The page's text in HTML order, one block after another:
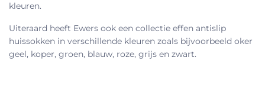
kleuren.
Uiteraard heeft Ewers ook een collectie effen antislip
huissokken in verschillende kleuren zoals bijvoorbeeld oker
geel, koper, groen, blauw, roze, grijs en zwart.